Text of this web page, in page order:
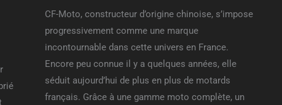
CF-Moto, constructeur d’origine chinoise, s’impose
progressivement comme une marque
incontournable dans cette univers en France.
Encore peu connue il y a quelques années, elle
séduit aujourd’hui de plus en plus de motards
français. Grâce à une gamme moto complète, un